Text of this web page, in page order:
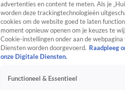
advertenties en content te meten. Als je
worden deze trackingtechnologieën
cookies om de website goed te laten
moment opnieuw openen om je keuzes te
Cookie-instellingen onder aan de
Diensten worden doorgevoerd. Raadpleeg
onze Digitale Diensten.
Functioneel & Essentieel